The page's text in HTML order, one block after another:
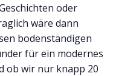
oder
wäre dann
bodenständigen
für ein modernes
ob wir nur knapp 20